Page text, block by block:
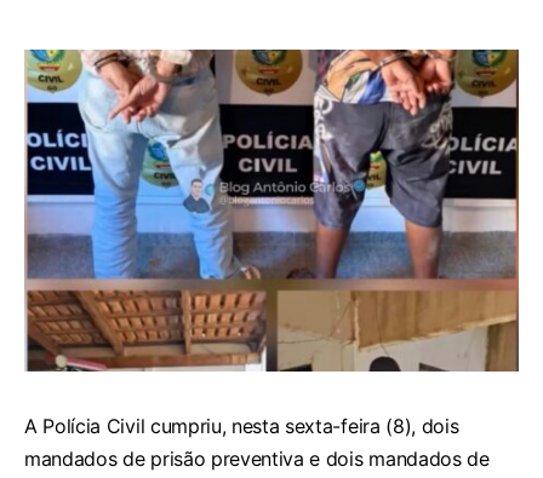
A Polícia Civil cumpriu, nesta sexta-feira (8), dois
mandados de prisão preventiva e dois mandados de